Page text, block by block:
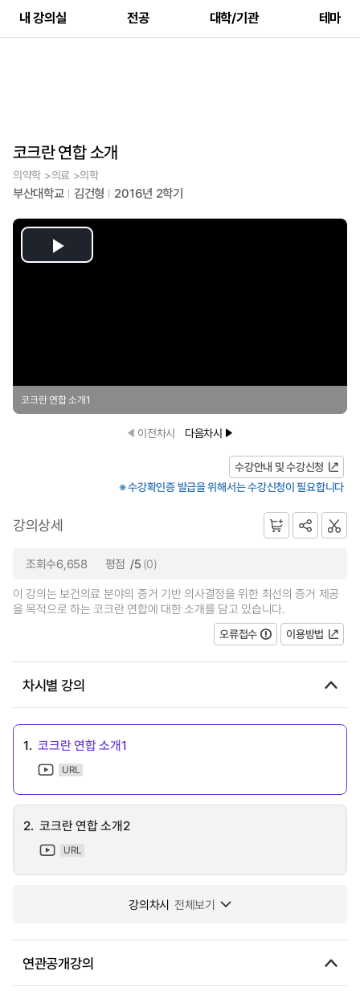
내 강의실 전공 대학/기관 테마
코크란 연합 소개
의약학 >의료 >의학
부산대학교 김건형 2016년 2학기
Play
코크란 연합 소개1
이전차시 다음차시
수강안내 및 수강신청
※ 수강확인증 발급을 위해서는 수강신청이 필요합니다
강의상세
조회수6,658 평점 /5 (0)
이 강의는 보건의료 분야의 증거 기반 의사결정을 위한 최선의 증거 제공
을 목적으로 하는 코크란 연합에 대한 소개를 담고 있습니다.
오류접수
이용방법
차시별 강의
1. 코크란 연합 소개1
URL
2. 코크란 연합 소개2
URL
강의차시 전체보기
연관공개강의